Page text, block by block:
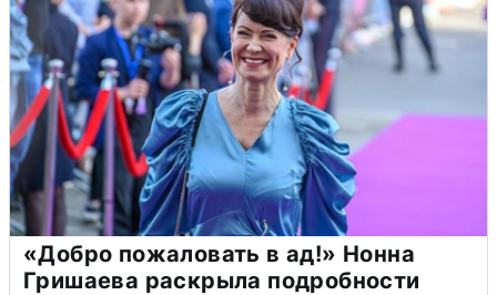
«Добро пожаловать в ад!» Нонна
Гришаева раскрыла подробности